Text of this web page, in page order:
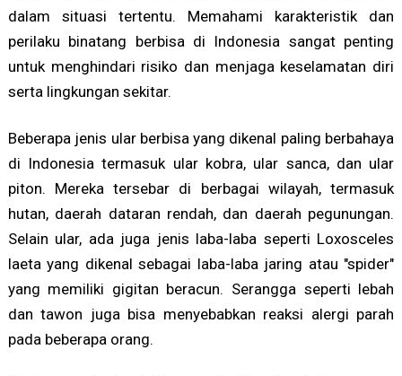
dalam situasi tertentu. Memahami karakteristik dan
perilaku binatang berbisa di Indonesia sangat penting
untuk menghindari risiko dan menjaga keselamatan diri
serta lingkungan sekitar.
Beberapa jenis ular berbisa yang dikenal paling berbahaya
di Indonesia termasuk ular kobra, ular sanca, dan ular
piton. Mereka tersebar di berbagai wilayah, termasuk
hutan, daerah dataran rendah, dan daerah pegunungan.
Selain ular, ada juga jenis laba-laba seperti Loxosceles
laeta yang dikenal sebagai laba-laba jaring atau "spider"
yang memiliki gigitan beracun. Serangga seperti lebah
dan tawon juga bisa menyebabkan reaksi alergi parah
pada beberapa orang.